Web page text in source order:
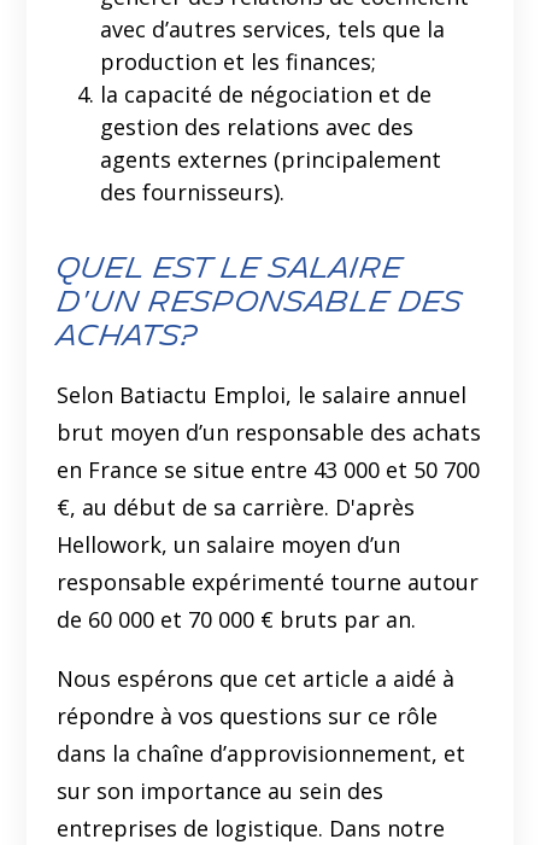
avec d’autres services, tels que la
production et les finances;
la capacité de négociation et de
gestion des relations avec des
agents externes (principalement
des fournisseurs).
quel est le salaire
d'un responsable des
achats?
Selon Batiactu Emploi, le salaire annuel
brut moyen d’un responsable des achats
en France se situe entre 43 000 et 50 700
€, au début de sa carrière. D'après
Hellowork, un salaire moyen d’un
responsable expérimenté tourne autour
de 60 000 et 70 000 € bruts par an.
Nous espérons que cet article a aidé à
répondre à vos questions sur ce rôle
dans la chaîne d’approvisionnement, et
sur son importance au sein des
entreprises de logistique. Dans notre